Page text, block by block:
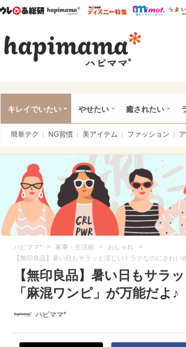
ウレぴあ総研ハピママ* ウレぴあ総
キレイでいたい やせたい 癒されたい
簡単テク NG習慣 美アイテム ファッション
ハピママ* > 家事・生活術 > おしゃれ >
【無印良品】暑い日もサラッと涼しい！ラクなのにきれい
【無印良品】暑い日もサラ
「麻混ワンピ」が万能だよ♪
ハピママ*